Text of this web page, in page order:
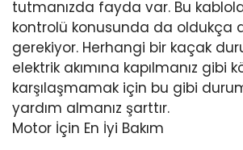
tutmanızda fayda var. Bu
kontrolü konusunda da oldukça
gerekiyor. Herhangi bir kaçak
elektrik akımına kapılmanız gibi
karşılaşmamak için bu gibi
yardım almanız şarttır.
Motor İçin En İyi Bakım